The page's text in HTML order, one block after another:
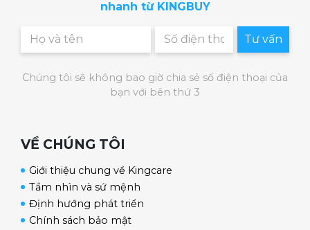
Sưởi ấm bằng nhiệt hồng ngoại
nhiệt độ bên ngoài, thường lạnh và khiến cơ
thể dễ bị ốm, sức đề kháng suy giảm. Với tính
năng sưởi nhiệt hồng ngoại giúp đôi chân ấm,
nhất là vào mùa đông. Tính năng này còn giúp
máu lưu thông đều, đào thải độc tố, phù hợp
nhanh từ KINGBUY
Tư vấn
Chúng tôi sẽ không bao giờ chia sẻ số điện thoại của
bạn với bên thứ 3
VỀ CHÚNG TÔI
Giới thiệu chung về Kingcare
Tầm nhìn và sứ mệnh
Định hướng phát triển
Chính sách bảo mật